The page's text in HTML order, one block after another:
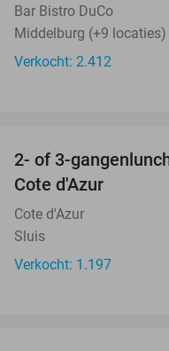
Bar Bistro DuCo
Middelburg (+9 locaties)
Verkocht: 2.412
2- of 3-
Cote d'Azur
Cote d'Azur
Sluis
Verkocht: 1.197